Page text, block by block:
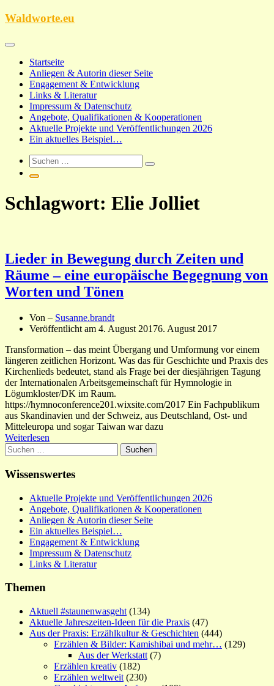
Zum
Waldworte.eu
Startseite
Anliegen & Autorin dieser Seite
Engagement & Entwicklung
Links & Literatur
Impressum & Datenschutz
Angebote, Qualifikationen & Kooperationen
Aktuelle Projekte und Veröffentlichungen 2026
Ein aktuelles Beispiel…
Schlagwort: Elie Jolliet
Lieder in Bewegung durch Zeiten und
Räume – eine europäische Begegnung von
Worten und Tönen
Von – Susanne.brandt
Veröffentlicht am 4. August 20176. August 2017
Transformation – das meint Übergang und Umformung vor einem
längeren zeitlichen Horizont. Was das für Geschichte und Praxis des
Kirchenlieds bedeutet, stand als Frage bei der diesjährigen Tagung
der Internationalen Arbeitsgemeinschaft für Hymnologie in
Lögumkloster/DK im Raum.
https://hymnoconference201.wixsite.com/2017 Ein Fachpublikum
aus Skandinavien und der Schweiz, aus Deutschland, Ost- und
Mitteleuropa und sogar Taiwan war dazu
Weiterlesen
Suchen
nach:
Wissenswertes
Aktuelle Projekte und Veröffentlichungen 2026
Angebote, Qualifikationen & Kooperationen
Anliegen & Autorin dieser Seite
Ein aktuelles Beispiel…
Engagement & Entwicklung
Impressum & Datenschutz
Links & Literatur
Themen
Aktuell #staunenwasgeht (134)
Aktuelle Jahreszeiten-Ideen für die Praxis (47)
Aus der Praxis: Erzählkultur & Geschichten (444)
Erzählen & Bilder: Kamishibai und mehr… (129)
Aus der Werkstatt (7)
Erzählen kreativ (182)
Erzählen weltweit (230)